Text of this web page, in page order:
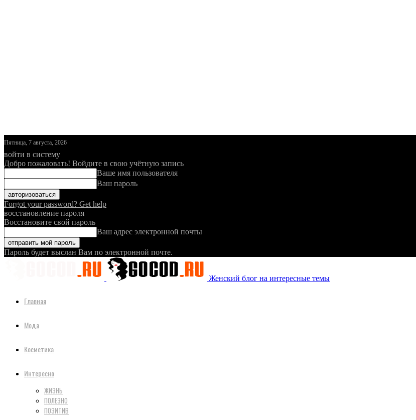
Пятница, 7 августа, 2026
войти в систему
Добро пожаловать! Войдите в свою учётную запись
Ваше имя пользователя
Ваш пароль
Forgot your password? Get help
восстановление пароля
Восстановите свой пароль
Ваш адрес электронной почты
Пароль будет выслан Вам по электронной почте.
Женский блог на интересные темы
Главная
Мода
Косметика
Интересно
ЖИЗНЬ
ПОЛЕЗНО
ПОЗИТИВ